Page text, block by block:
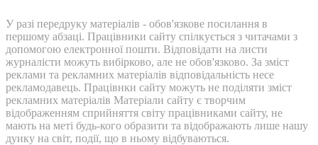
У разі передруку матеріалів - обов'язкове посилання в
першому абзаці. Працівники сайту спілкується з читачами з
допомогою електронної пошти. Відповідати на листи
журналісти можуть вибірково, але не обов'язково. За зміст
реклами та рекламних матеріалів відповідальність несе
рекламодавець. Працівнки сайту можуть не поділяти зміст
рекламних матеріалів Матеріали сайту є творчим
відображенням сприйняття світу працівниками сайту, не
мають на меті будь-кого образити та відображають лише нашу
дуику на світ, події, що в ньому відбуваються.